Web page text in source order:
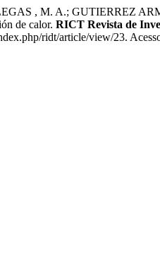
, M. A.; GUTIERREZ
de calor. RICT Revista de
ridt/article/view/23.